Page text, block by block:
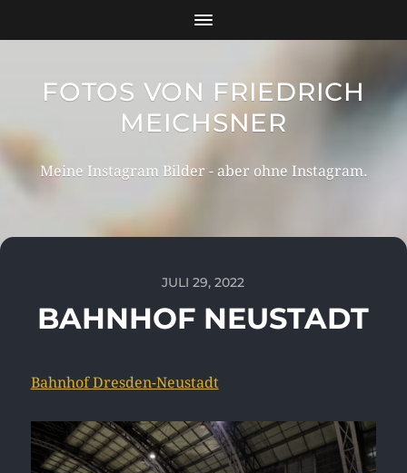
FOTOS VON FRIEDRICH
MEICHSNER
Meine Instagram Bilder - aber ohne Instagram.
JULI 29, 2022
BAHNHOF NEUSTADT
Bahnhof Dresden-Neustadt